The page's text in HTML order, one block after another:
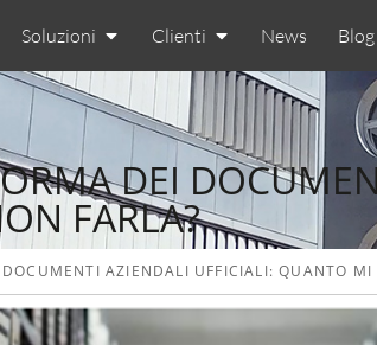
Soluzioni Clienti News Blog
DEI
FARLA?
AZIENDALI UFFICIALI: QUANTO MI